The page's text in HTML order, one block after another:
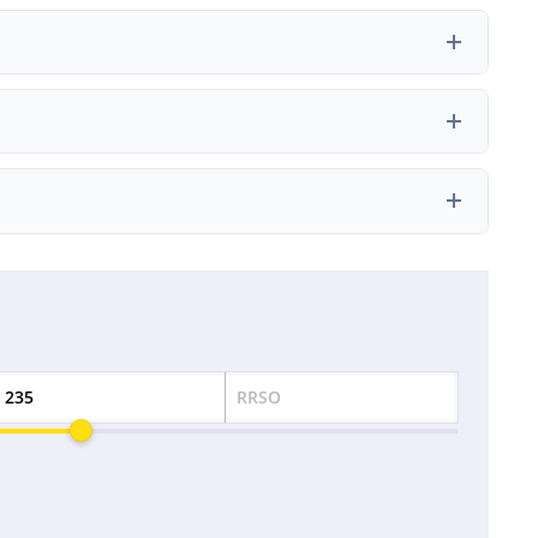
indywidualnie podczas składania wniosku.
+48 888 800 086, E-mail:info@instafin.pl
Odsetek RRSO